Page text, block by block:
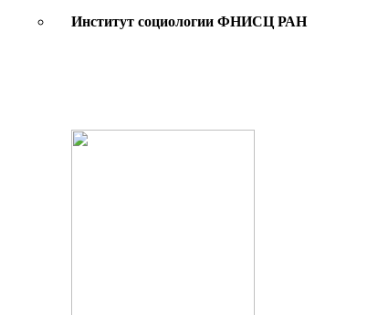
Институт социологии ФНИСЦ РАН